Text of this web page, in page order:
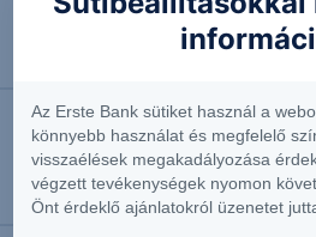
2026.05.04. 10:26
2026.04.30. 09:43
Bizonytalan környezetben
BASF
Az Erste Bank sütiket használ a
könnyebb használat és megfelelő
visszaélések megakadályozása
végzett tevékenységek nyomon
Önt érdeklő ajánlatokról üzenetet